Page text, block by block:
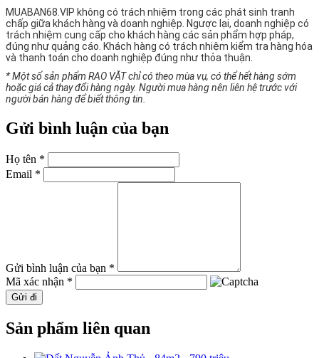
MUABAN68.VIP không có trách nhiệm trong các phát sinh tranh
chấp giữa khách hàng và doanh nghiệp. Ngược lại, doanh nghiệp có
trách nhiệm cung cấp cho khách hàng các sản phẩm hợp pháp,
đúng như quảng cáo. Khách hàng có trách nhiệm kiểm tra hàng hóa
và thanh toán cho doanh nghiệp đúng như thỏa thuận.
* Một số sản phẩm RAO VẶT chỉ có theo mùa vụ, có thể hết hàng sớm
hoặc giá cả thay đổi hàng ngày. Người mua hàng nên liên hệ trước với
người bán hàng để biết thông tin.
Gửi bình luận của bạn
Họ tên *
Email *
Gửi bình luận của bạn *
Mã xác nhận *
Gửi đi
Sản phẩm liên quan